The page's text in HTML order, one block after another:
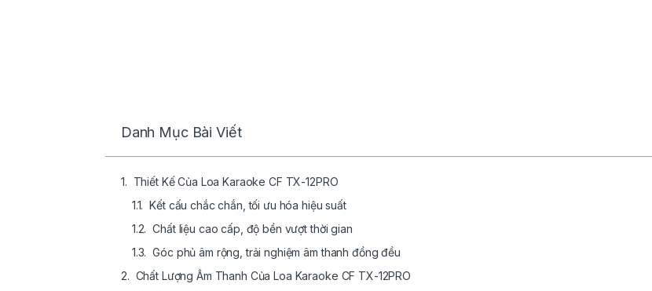
Danh Mục Bài Viết
Thiết Kế Của Loa Karaoke CF TX-12PRO
Kết cấu chắc chắn, tối ưu hóa hiệu suất
Chất liệu cao cấp, độ bền vượt thời gian
Góc phủ âm rộng, trải nghiệm âm thanh đồng đều
Chất Lượng Âm Thanh Của Loa Karaoke CF TX-12PRO